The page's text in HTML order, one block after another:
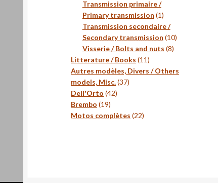
Transmission primaire /
Primary transmission 11
produit
Transmission secondaire /
Secondary transmission 1010
Visserie / Bolts and nuts 88
Litterature / Books 1111
produits
Autres modèles, Divers / Others
models, Misc. 3737
Dell'Orto 4242
Brembo 1919
produits
Motos complètes 2222